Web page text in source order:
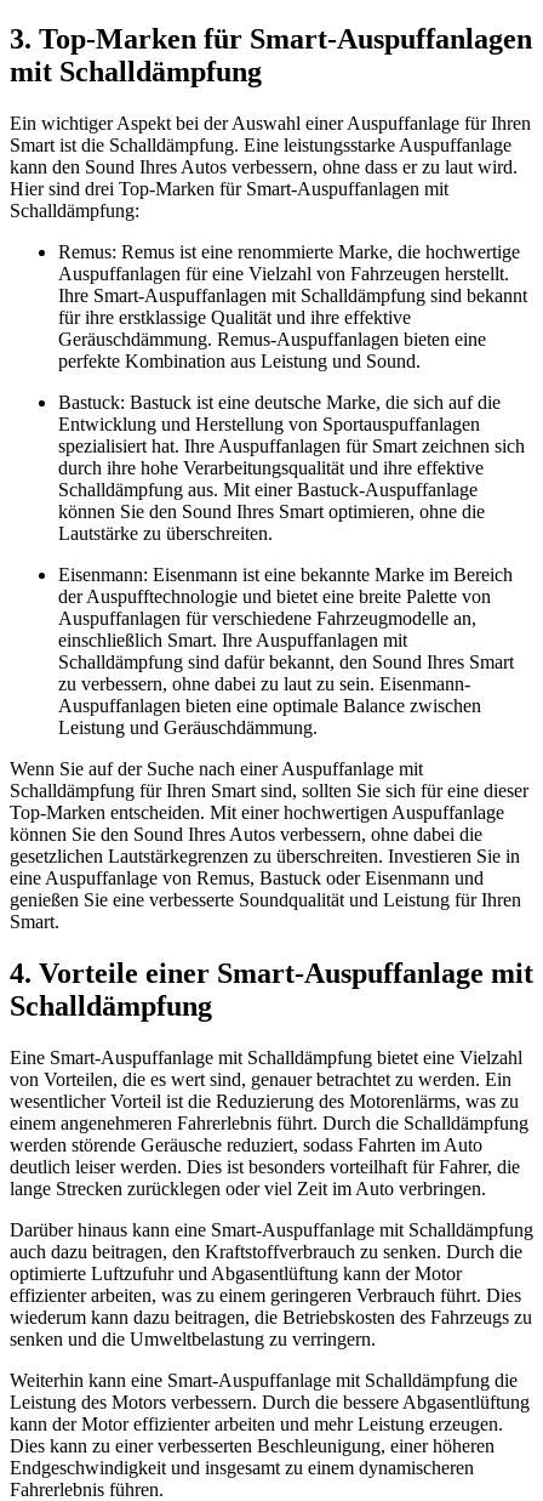
3. Top-Marken für Smart-Auspuffanlagen
mit Schalldämpfung
Ein wichtiger Aspekt bei der Auswahl einer Auspuffanlage für Ihren
Smart ist die Schalldämpfung. Eine leistungsstarke Auspuffanlage
kann den Sound Ihres Autos verbessern, ohne dass er zu laut wird.
Hier sind drei Top-Marken für Smart-Auspuffanlagen mit
Schalldämpfung:
Remus: Remus ist eine renommierte Marke, die hochwertige
Auspuffanlagen für eine Vielzahl von Fahrzeugen herstellt.
Ihre Smart-Auspuffanlagen mit Schalldämpfung sind bekannt
für ihre erstklassige Qualität und ihre effektive
Geräuschdämmung. Remus-Auspuffanlagen bieten eine
perfekte Kombination aus Leistung und Sound.
Bastuck: Bastuck ist eine deutsche Marke, die sich auf die
Entwicklung und Herstellung von Sportauspuffanlagen
spezialisiert hat. Ihre Auspuffanlagen für Smart zeichnen sich
durch ihre hohe Verarbeitungsqualität und ihre effektive
Schalldämpfung aus. Mit einer Bastuck-Auspuffanlage
können Sie den Sound Ihres Smart optimieren, ohne die
Lautstärke zu überschreiten.
Eisenmann: Eisenmann ist eine bekannte Marke im Bereich
der Auspufftechnologie und bietet eine breite Palette von
Auspuffanlagen für verschiedene Fahrzeugmodelle an,
einschließlich Smart. Ihre Auspuffanlagen mit
Schalldämpfung sind dafür bekannt, den Sound Ihres Smart
zu verbessern, ohne dabei zu laut zu sein. Eisenmann-
Auspuffanlagen bieten eine optimale Balance zwischen
Leistung und Geräuschdämmung.
Wenn Sie auf der Suche nach einer Auspuffanlage mit
Schalldämpfung für Ihren Smart sind, sollten Sie sich für eine dieser
Top-Marken entscheiden. Mit einer hochwertigen Auspuffanlage
können Sie den Sound Ihres Autos verbessern, ohne dabei die
gesetzlichen Lautstärkegrenzen zu überschreiten. Investieren Sie in
eine Auspuffanlage von Remus, Bastuck oder Eisenmann und
genießen Sie eine verbesserte Soundqualität und Leistung für Ihren
Smart.
4. Vorteile einer Smart-Auspuffanlage mit
Schalldämpfung
Eine Smart-Auspuffanlage mit Schalldämpfung bietet eine Vielzahl
von Vorteilen, die es wert sind, genauer betrachtet zu werden. Ein
wesentlicher Vorteil ist die Reduzierung des Motorenlärms, was zu
einem angenehmeren Fahrerlebnis führt. Durch die Schalldämpfung
werden störende Geräusche reduziert, sodass Fahrten im Auto
deutlich leiser werden. Dies ist besonders vorteilhaft für Fahrer, die
lange Strecken zurücklegen oder viel Zeit im Auto verbringen.
Darüber hinaus kann eine Smart-Auspuffanlage mit Schalldämpfung
auch dazu beitragen, den Kraftstoffverbrauch zu senken. Durch die
optimierte Luftzufuhr und Abgasentlüftung kann der Motor
effizienter arbeiten, was zu einem geringeren Verbrauch führt. Dies
wiederum kann dazu beitragen, die Betriebskosten des Fahrzeugs zu
senken und die Umweltbelastung zu verringern.
Weiterhin kann eine Smart-Auspuffanlage mit Schalldämpfung die
Leistung des Motors verbessern. Durch die bessere Abgasentlüftung
kann der Motor effizienter arbeiten und mehr Leistung erzeugen.
Dies kann zu einer verbesserten Beschleunigung, einer höheren
Endgeschwindigkeit und insgesamt zu einem dynamischeren
Fahrerlebnis führen.